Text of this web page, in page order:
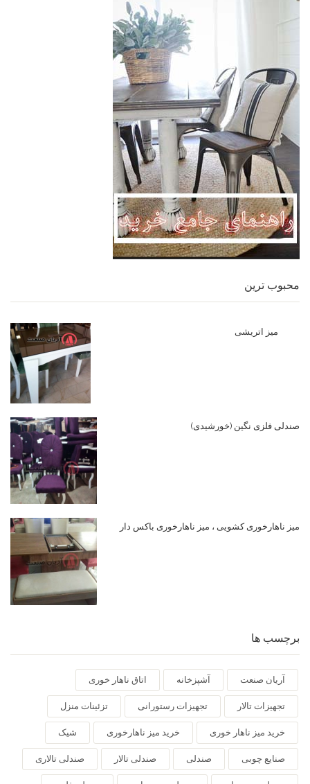
محبوب ترین
میز اتریشی
صندلی فلزی نگین (خورشیدی)
میز ناهارخوری کشویی ، میز ناهارخوری باکس دار
برچسب ها
آریان صنعت آشپزخانه اتاق ناهار خوری
تجهیزات تالار تجهیزات رستورانی تزئینات منزل
خرید میز ناهار خوری خرید میز ناهارخوری شیک
صنایع چوبی صندلی صندلی تالار صندلی تالاری